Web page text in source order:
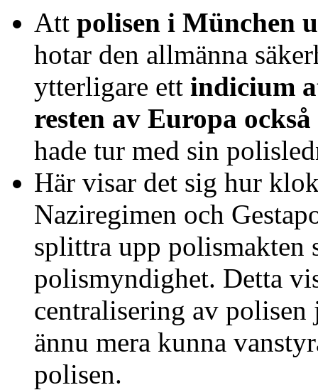
Att polisen i München
hotar den allmänna
ytterligare ett indicium
resten av Europa
hade tur med sin
Här visar det sig hur
Naziregimen och
splittra upp polismakten
polismyndighet. Detta
centralisering av polisen
ännu mera kunna
polisen.